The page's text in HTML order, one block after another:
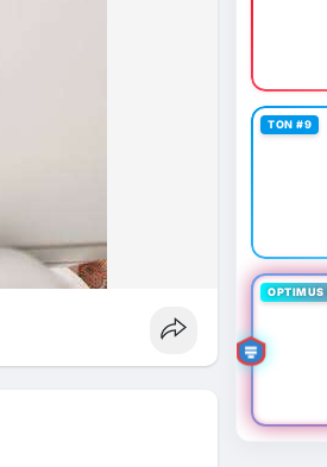
TON #9
OPTIMUS